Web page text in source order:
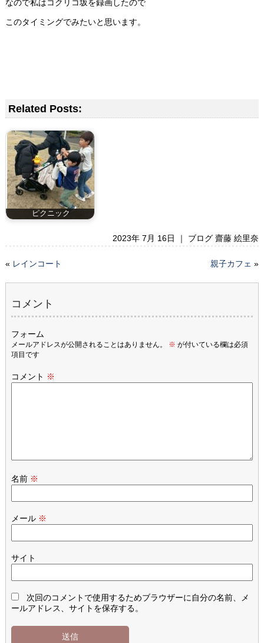
なので私はコクリコ坂を録画したので
このタイミングでみたいと思います。
Related Posts:
ピクニック
2023年 7月 16日 ｜ ブログ 齋藤 絵里奈
« レインコート 親子カフェ »
コメント
フォーム
メールアドレスが公開されることはありません。 ※ が付いている欄は必須
項目です
コメント ※
名前 ※
メール ※
サイト
次回のコメントで使用するためブラウザーに自分の名前、メ
ールアドレス、サイトを保存する。